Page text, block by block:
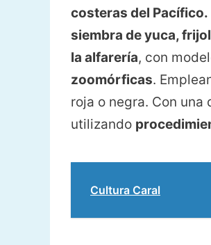
costeras del Pacífico.
siembra de yuca,
la alfarería, con
zoomórficas.
roja o negra. Con
utilizando
Cultura Caral